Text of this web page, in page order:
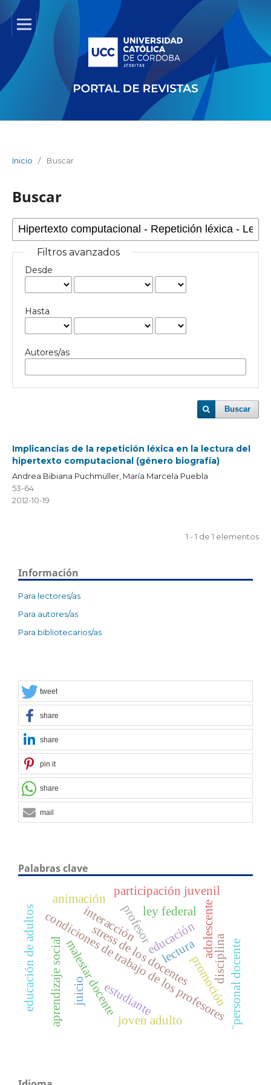
Inicio / Buscar
Buscar
Filtros avanzados
Desde
Hasta
Autores/as
Buscar
Implicancias de la repetición léxica en la lectura del
hipertexto computacional (género biografía)
Andrea Bibiana Puchmüller, María Marcela Puebla
53-64
2012-10-19
1 - 1 de 1 elementos
Información
Para lectores/as
Para autores/as
Para bibliotecarios/as
tweet
share
share
pin it
share
mail
Palabras clave
condiciones de trabajo de los profesores
malestar docente
stress de los docentes
educación
estudiante
profesor
interacción
participación juvenil
aprendizaje social
adolescente
¨personal docente
juicio
lectura
promoción
animación
educación de adultos
joven adulto
ley federal
disciplina